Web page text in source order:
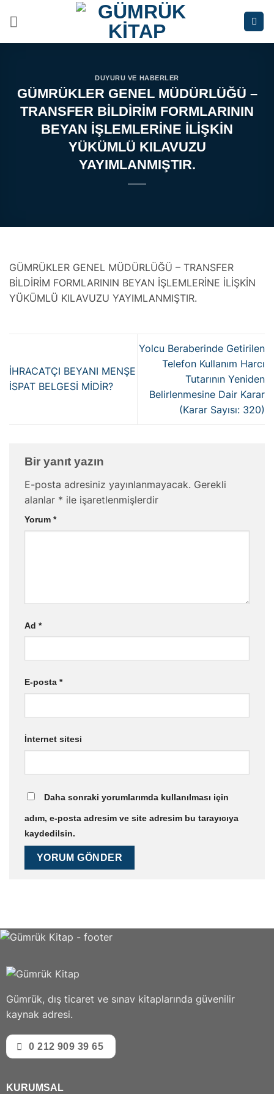
DUYURU VE HABERLER
GÜMRÜKLER GENEL MÜDÜRLÜĞÜ –
TRANSFER BİLDİRİM FORMLARININ
BEYAN İŞLEMLERİNE İLİŞKİN
YÜKÜMLÜ KILAVUZU
YAYIMLANMIŞTIR.
GÜMRÜKLER GENEL MÜDÜRLÜĞÜ – TRANSFER
BİLDİRİM FORMLARININ BEYAN İŞLEMLERİNE İLİŞKİN
YÜKÜMLÜ KILAVUZU YAYIMLANMIŞTIR.
İHRACATÇI BEYANI MENŞE
İSPAT BELGESİ MİDİR?
Yolcu Beraberinde Getirilen
Telefon Kullanım Harcı
Tutarının Yeniden
Belirlenmesine Dair Karar
(Karar Sayısı: 320)
Bir yanıt yazın
E-posta adresiniz yayınlanmayacak. Gerekli
alanlar * ile işaretlenmişlerdir
Yorum *
Ad *
E-posta *
İnternet sitesi
Daha sonraki yorumlarımda kullanılması için
adım, e-posta adresim ve site adresim bu tarayıcıya
kaydedilsin.
Gümrük, dış ticaret ve sınav kitaplarında güvenilir
kaynak adresi.
0 212 909 39 65
KURUMSAL